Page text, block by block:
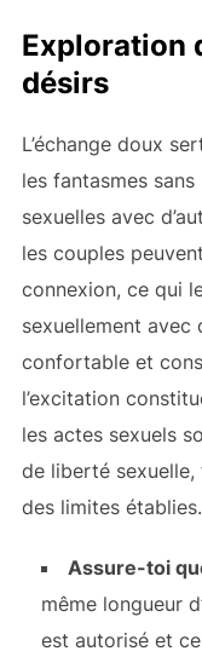
Exploration
désirs
L’échange doux
les fantasmes
sexuelles avec
les couples
connexion, ce qui
sexuellement avec
confortable et
l’excitation
les actes sexuels
de liberté
des limites établies.
Assure-toi
même longueur
est autorisé et ce